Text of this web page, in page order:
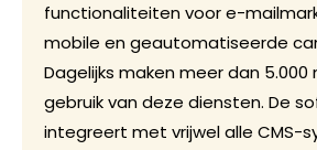
functionaliteiten voor e-
mobile en geautomatiseerde
Dagelijks maken meer dan 5.000
gebruik van deze diensten. De
integreert met vrijwel alle CMS-